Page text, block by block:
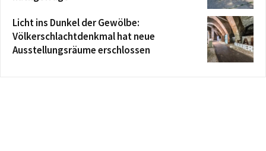
Licht ins Dunkel der Gewölbe:
Völkerschlachtdenkmal hat neue
Ausstellungsräume erschlossen